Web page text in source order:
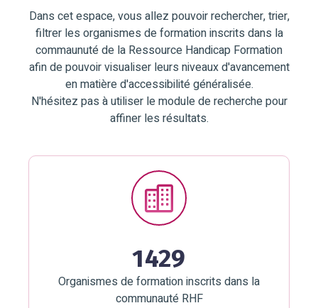
Dans cet espace, vous allez pouvoir rechercher, trier,
filtrer les organismes de formation inscrits dans la
commaunuté de la Ressource Handicap Formation
afin de pouvoir visualiser leurs niveaux d'avancement
en matière d'accessibilité généralisée.
N'hésitez pas à utiliser le module de recherche pour
affiner les résultats.
1429
Organismes de formation inscrits dans la
communauté RHF